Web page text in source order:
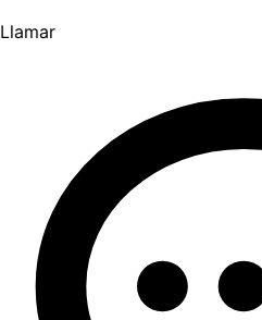
Llamar